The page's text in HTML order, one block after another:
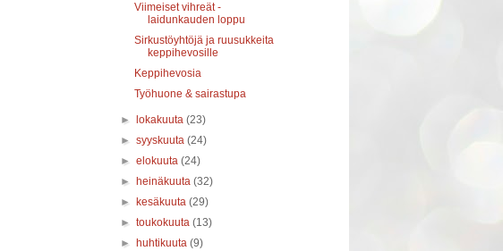
Viimeiset vihreät -
laidunkauden loppu
Sirkustöyhtöjä ja ruusukkeita
keppihevosille
Keppihevosia
Työhuone & sairastupa
► lokakuuta(23)
►syyskuuta(24)
►elokuuta(24)
►
heinäkuuta(32)
►
kesäkuuta(29)
►toukokuuta(13)
►
huhtikuuta(9)